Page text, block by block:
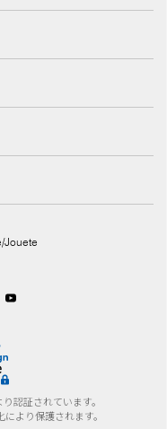
Jouete
認証されています。
より保護されます。